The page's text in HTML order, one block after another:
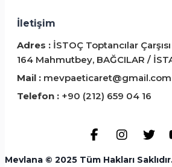
İletişim
Adres : İSTOÇ Toptancılar
164 Mahmutbey, BAĞCILAR /
Mail : mevpaeticaret@gmail.com
Telefon : +90 (212) 659 04 16
Mevlana © 2025 Tüm Hakları